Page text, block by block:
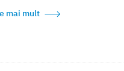
mai mult